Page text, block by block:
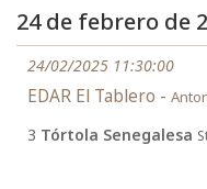
24 de febrero de
24/02/2025 11:30:00
EDAR El Tablero -
3 Tórtola Senegalesa